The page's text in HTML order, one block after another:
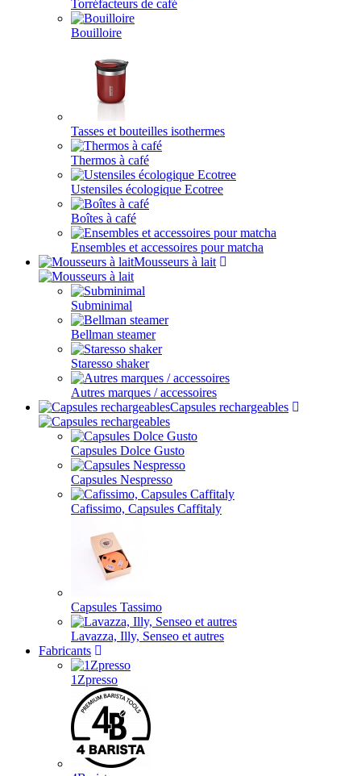
Torréfacteurs de café
Bouilloire
Tasses et bouteilles isothermes
Thermos à café
Ustensiles écologique Ecotree
Boîtes à café
Ensembles et accessoires pour matcha
Mousseurs à lait
Subminimal
Bellman steamer
Staresso shaker
Autres marques / accessoires
Capsules rechargeables
Capsules Dolce Gusto
Capsules Nespresso
Cafissimo, Capsules Caffitaly
Capsules Tassimo
Lavazza, Illy, Senseo et autres
Fabricants
1Zpresso